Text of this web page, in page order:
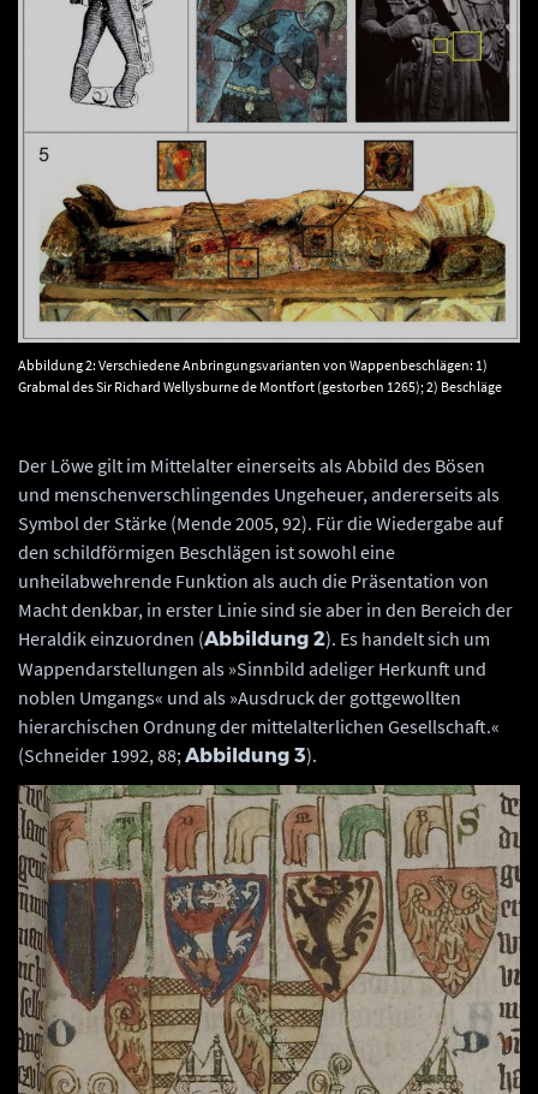
Abbildung 2: Verschiedene Anbringungsvarianten von Wappenbeschlägen: 1)
Grabmal des Sir Richard Wellysburne de Montfort (gestorben 1265); 2) Beschläge
Peralta (Wojenka 2013, 241, Abb. 7).
Der Löwe gilt im Mittelalter einerseits als Abbild des Bösen
und menschenverschlingendes Ungeheuer, andererseits als
Symbol der Stärke (Mende 2005, 92). Für die Wiedergabe auf
den schildförmigen Beschlägen ist sowohl eine
unheilabwehrende Funktion als auch die Präsentation von
Macht denkbar, in erster Linie sind sie aber in den Bereich der
Heraldik einzuordnen (Abbildung 2). Es handelt sich um
Wappendarstellungen als »Sinnbild adeliger Herkunft und
noblen Umgangs« und als »Ausdruck der gottgewollten
hierarchischen Ordnung der mittelalterlichen Gesellschaft.«
(Schneider 1992, 88; Abbildung 3).